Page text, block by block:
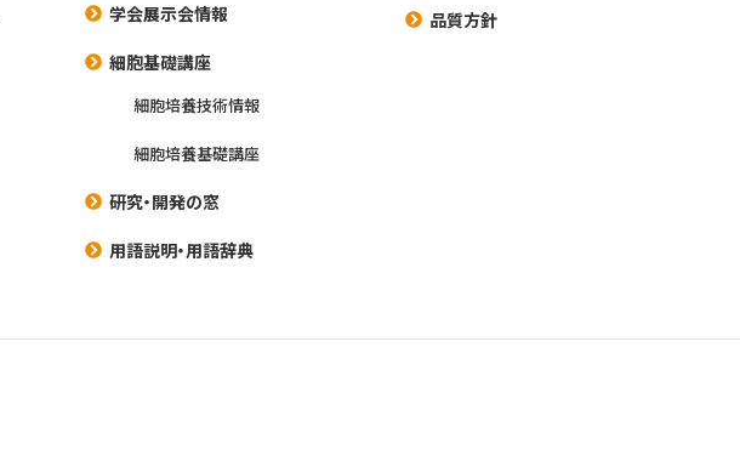
学会展示会情報
細胞基礎講座
細胞培養技術情報
細胞培養基礎講座
研究・開発の窓
用語説明・用語辞典
品質方針